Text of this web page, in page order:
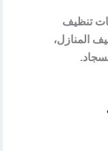
تنظيف
المنازل،